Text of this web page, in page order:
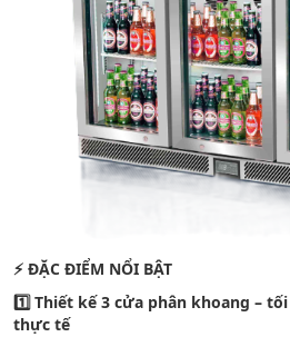
⚡ĐẶC ĐIỂM NỔI BẬT
1️Thiết kế 3 cửa phân khoang –
thực tế